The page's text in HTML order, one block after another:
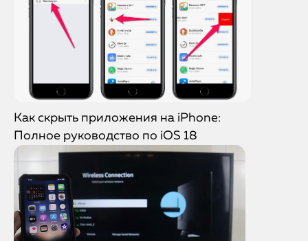
Как скрыть приложения на iPhone:
Полное руководство по iOS 18